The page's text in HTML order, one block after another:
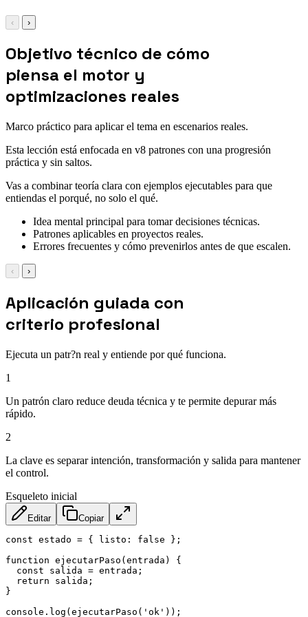
‹ ›
Objetivo técnico de cómo
piensa el motor y
optimizaciones reales
Marco práctico para aplicar el tema en escenarios reales.
Esta lección está enfocada en v8 patrones con una progresión
práctica y sin saltos.
Vas a combinar teoría clara con ejemplos ejecutables para que
entiendas el porqué, no solo el qué.
Idea mental principal para tomar decisiones técnicas.
Patrones aplicables en proyectos reales.
Errores frecuentes y cómo prevenirlos antes de que escalen.
‹ ›
Aplicación guiada con
criterio profesional
Ejecuta un patr?n real y entiende por qué funciona.
1
Un patrón claro reduce deuda técnica y te permite depurar más
rápido.
2
La clave es separar intención, transformación y salida para mantener
el control.
Esqueleto inicial
Editar Copiar
const estado = { listo : false } ;
function ejecutarPaso ( entrada )
{
const salida = entrada ;
return salida ;
}
console . log ( ejecutarPaso ( 'ok' ) ) ;